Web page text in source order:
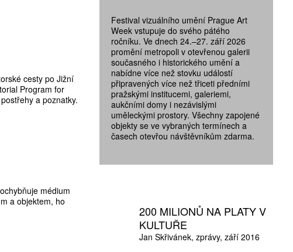
cesty po Jižní
Program for
a poznatky.
médium
a objektem, ho
Festival vizuálního umění Prague Art
Week vstupuje do svého pátého
ročníku. Ve dnech 24.–27. září 2026
promění metropoli v otevřenou galerii
současného i historického umění a
nabídne více než stovku událostí
připravených více než třiceti předními
pražskými institucemi, galeriemi,
aukčními domy i nezávislými
uměleckými prostory. Všechny zapojené
objekty se ve vybraných termínech a
časech otevřou návštěvníkům zdarma.
200 MILIONŮ NA PLATY V
KULTUŘE
Jan Skřivánek zprávy září 2016